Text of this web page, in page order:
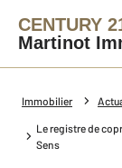
CENTURY
Martinot
Immobilier
Le registre de
Sens